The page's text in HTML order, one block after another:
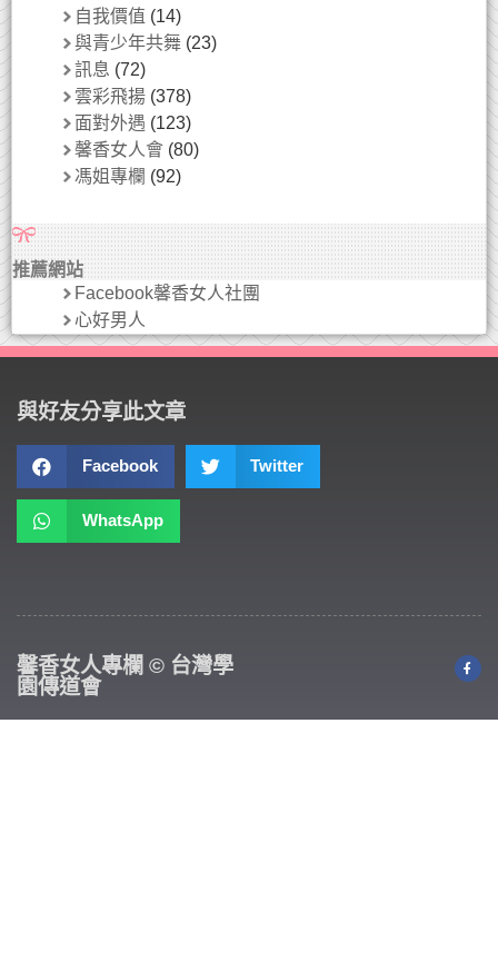
自我價值 (14)
與青少年共舞 (23)
訊息 (72)
雲彩飛揚 (378)
面對外遇 (123)
馨香女人會 (80)
馮姐專欄 (92)
推薦網站
Facebook馨香女人社團
心好男人
與好友分享此文章
Facebook Twitter
WhatsApp
馨香女人專欄 © 台灣學
園傳道會